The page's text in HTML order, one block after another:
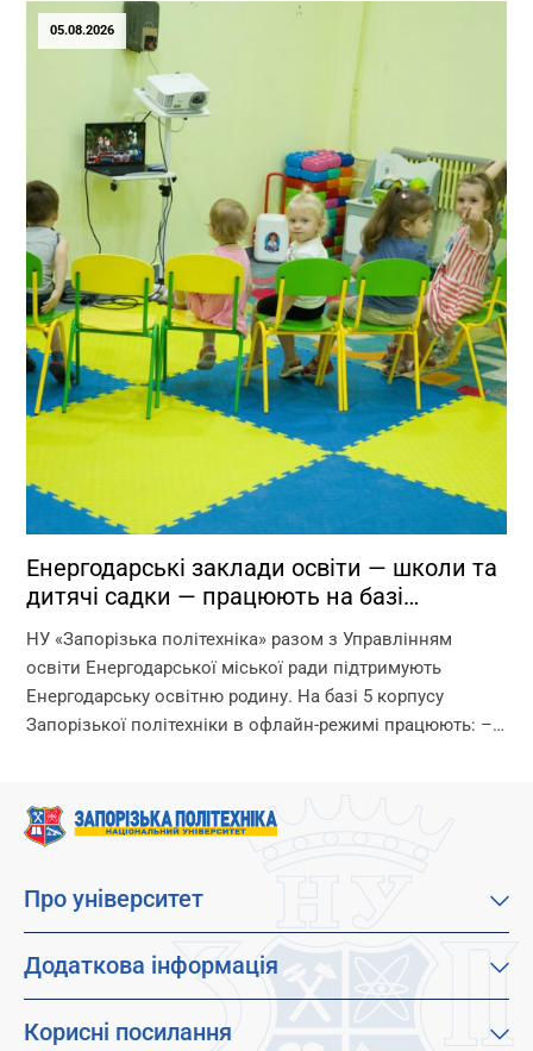
05.08.2026
Енергодарські заклади освіти — школи та
дитячі садки — працюють на базі
Запорізької політехніки!
НУ «Запорізька політехніка» разом з Управлінням
освіти Енергодарської міської ради підтримують
Енергодарську освітню родину. На базі 5 корпусу
Запорізької політехніки в офлайн-режимі працюють: –
Про університет
Місія, візія та цінності
Факультети
Додаткова інформація
Дистанційне навчання
Корисні посилання